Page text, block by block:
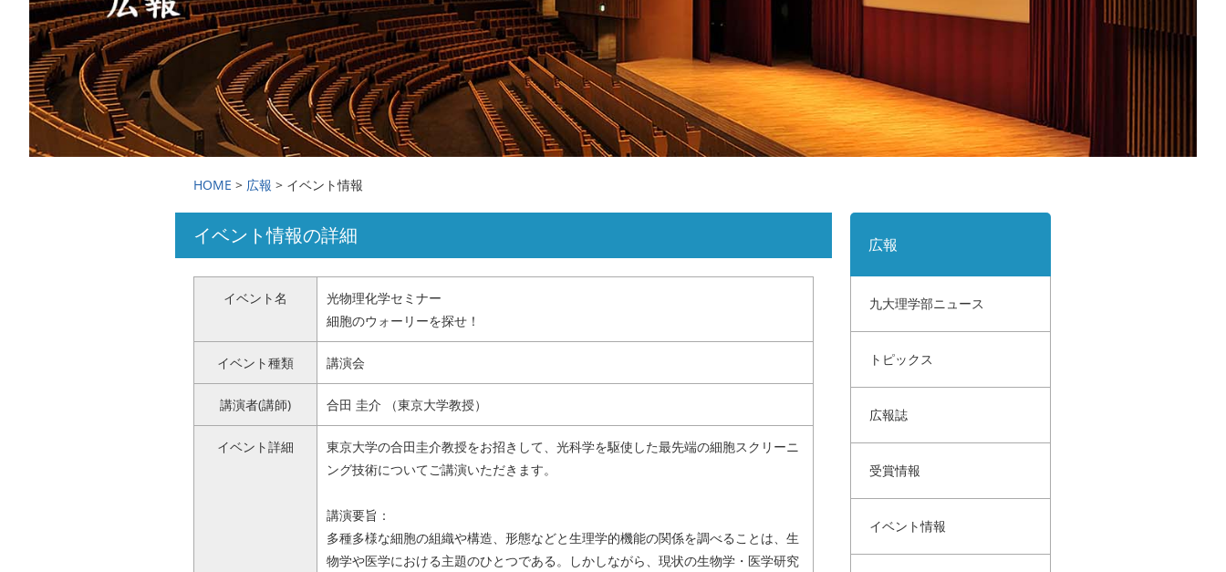
研究院長あいさつ 附属・関連施設
国際理学コース
合格発表
科目等履修生・聴講生
・研究生
相談窓口 研究教育支援 3ポリシー
九大理学部ニュース イベント情報 公募情報
入試情報
教育・学生生活
国際交流・留学
お問い合わせ サイトポリシー
HOME > 広報 > イベント情報
イベント情報の詳細
イベント名
光物理化学セミナー
細胞のウォーリーを探せ！
イベント種類 講演会
講演者(講師) 合田 圭介 （東京大学教授）
イベント詳細
東京大学の合田圭介教授をお招きして、光科学を駆使した最先端の細胞スクリーニ
ング技術についてご講演いただきます。
講演要旨：
多種多様な細胞の組織や構造、形態などと生理学的機能の関係を調べることは、生
物学や医学における主題のひとつである。しかしながら、現状の生物学・医学研究
広報
九大理学部ニュース
トピックス
広報誌
受賞情報
イベント情報